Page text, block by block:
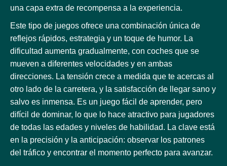
una capa extra de recompensa a la experiencia.
Este tipo de juegos ofrece una combinación única de
reflejos rápidos, estrategia y un toque de humor. La
dificultad aumenta gradualmente, con coches que se
mueven a diferentes velocidades y en ambas
direcciones. La tensión crece a medida que te acercas al
otro lado de la carretera, y la satisfacción de llegar sano y
salvo es inmensa. Es un juego fácil de aprender, pero
difícil de dominar, lo que lo hace atractivo para jugadores
de todas las edades y niveles de habilidad. La clave está
en la precisión y la anticipación: observar los patrones
del tráfico y encontrar el momento perfecto para avanzar.